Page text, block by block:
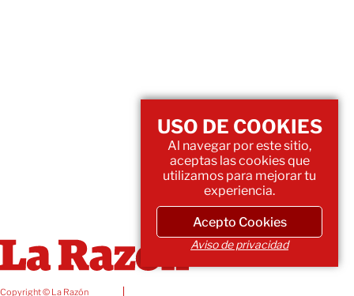
Copyright © La Razón
USO DE COOKIES
Al navegar por este sitio,
aceptas las cookies que
utilizamos para mejorar tu
experiencia.
Acepto Cookies
Aviso de privacidad